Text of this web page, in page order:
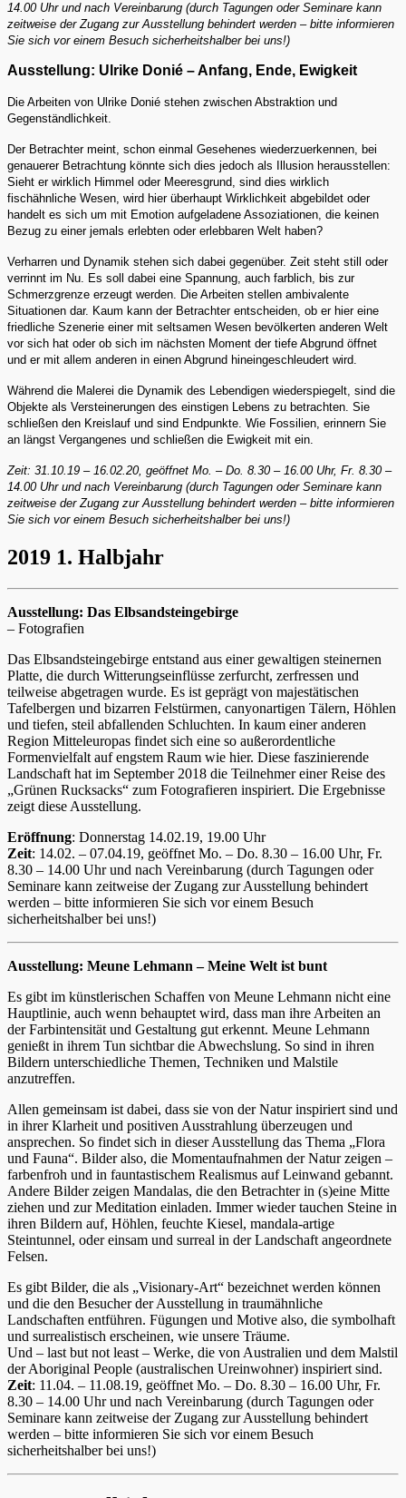
14.00 Uhr und nach Vereinbarung (durch Tagungen oder Seminare kann
zeitweise der Zugang zur Ausstellung behindert werden – bitte informieren
Sie sich vor einem Besuch sicherheitshalber bei uns!)
Ausstellung: Ulrike Donié – Anfang, Ende, Ewigkeit
Die Arbeiten von Ulrike Donié stehen zwischen Abstraktion und
Gegenständlichkeit.
Der Betrachter meint, schon einmal Gesehenes wiederzuerkennen, bei
genauerer Betrachtung könnte sich dies jedoch als Illusion herausstellen:
Sieht er wirklich Himmel oder Meeresgrund, sind dies wirklich
fischähnliche Wesen, wird hier überhaupt Wirklichkeit abgebildet oder
handelt es sich um mit Emotion aufgeladene Assoziationen, die keinen
Bezug zu einer jemals erlebten oder erlebbaren Welt haben?
Verharren und Dynamik stehen sich dabei gegenüber. Zeit steht still oder
verrinnt im Nu. Es soll dabei eine Spannung, auch farblich, bis zur
Schmerzgrenze erzeugt werden. Die Arbeiten stellen ambivalente
Situationen dar. Kaum kann der Betrachter entscheiden, ob er hier eine
friedliche Szenerie einer mit seltsamen Wesen bevölkerten anderen Welt
vor sich hat oder ob sich im nächsten Moment der tiefe Abgrund öffnet
und er mit allem anderen in einen Abgrund hineingeschleudert wird.
Während die Malerei die Dynamik des Lebendigen wiederspiegelt, sind die
Objekte als Versteinerungen des einstigen Lebens zu betrachten. Sie
schließen den Kreislauf und sind Endpunkte. Wie Fossilien, erinnern Sie
an längst Vergangenes und schließen die Ewigkeit mit ein.
Zeit: 31.10.19 – 16.02.20, geöffnet Mo. – Do. 8.30 – 16.00 Uhr, Fr. 8.30 –
14.00 Uhr und nach Vereinbarung (durch Tagungen oder Seminare kann
zeitweise der Zugang zur Ausstellung behindert werden – bitte informieren
Sie sich vor einem Besuch sicherheitshalber bei uns!)
2019 1. Halbjahr
Ausstellung: Das Elbsandsteingebirge
– Fotografien
Das Elbsandsteingebirge entstand aus einer gewaltigen steinernen
Platte, die durch Witterungseinflüsse zerfurcht, zerfressen und
teilweise abgetragen wurde. Es ist geprägt von majestätischen
Tafelbergen und bizarren Felstürmen, canyonartigen Tälern, Höhlen
und tiefen, steil abfallenden Schluchten. In kaum einer anderen
Region Mitteleuropas findet sich eine so außerordentliche
Formenvielfalt auf engstem Raum wie hier. Diese faszinierende
Landschaft hat im September 2018 die Teilnehmer einer Reise des
„Grünen Rucksacks“ zum Fotografieren inspiriert. Die Ergebnisse
zeigt diese Ausstellung.
Eröffnung: Donnerstag 14.02.19, 19.00 Uhr
Zeit: 14.02. – 07.04.19, geöffnet Mo. – Do. 8.30 – 16.00 Uhr, Fr.
8.30 – 14.00 Uhr und nach Vereinbarung (durch Tagungen oder
Seminare kann zeitweise der Zugang zur Ausstellung behindert
werden – bitte informieren Sie sich vor einem Besuch
sicherheitshalber bei uns!)
Ausstellung: Meune Lehmann – Meine Welt ist bunt
Es gibt im künstlerischen Schaffen von Meune Lehmann nicht eine
Hauptlinie, auch wenn behauptet wird, dass man ihre Arbeiten an
der Farbintensität und Gestaltung gut erkennt. Meune Lehmann
genießt in ihrem Tun sichtbar die Abwechslung. So sind in ihren
Bildern unterschiedliche Themen, Techniken und Malstile
anzutreffen.
Allen gemeinsam ist dabei, dass sie von der Natur inspiriert sind und
in ihrer Klarheit und positiven Ausstrahlung überzeugen und
ansprechen. So findet sich in dieser Ausstellung das Thema „Flora
und Fauna“. Bilder also, die Momentaufnahmen der Natur zeigen –
farbenfroh und in fauntastischem Realismus auf Leinwand gebannt.
Andere Bilder zeigen Mandalas, die den Betrachter in (s)eine Mitte
ziehen und zur Meditation einladen. Immer wieder tauchen Steine in
ihren Bildern auf, Höhlen, feuchte Kiesel, mandala-artige
Steintunnel, oder einsam und surreal in der Landschaft angeordnete
Felsen.
Es gibt Bilder, die als „Visionary-Art“ bezeichnet werden können
und die den Besucher der Ausstellung in traumähnliche
Landschaften entführen. Fügungen und Motive also, die symbolhaft
und surrealistisch erscheinen, wie unsere Träume.
Und – last but not least – Werke, die von Australien und dem Malstil
der Aboriginal People (australischen Ureinwohner) inspiriert sind.
Zeit: 11.04. – 11.08.19, geöffnet Mo. – Do. 8.30 – 16.00 Uhr, Fr.
8.30 – 14.00 Uhr und nach Vereinbarung (durch Tagungen oder
Seminare kann zeitweise der Zugang zur Ausstellung behindert
werden – bitte informieren Sie sich vor einem Besuch
sicherheitshalber bei uns!)